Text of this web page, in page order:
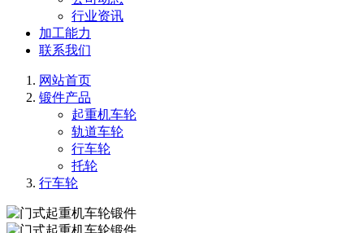
行业资讯
加工能力
联系我们
网站首页
锻件产品
起重机车轮
轨道车轮
行车轮
托轮
行车轮